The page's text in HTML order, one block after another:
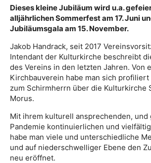
Dieses kleine Jubiläum wird u.a.
alljährlichen Sommerfest am 17. Juni
Jubiläumsgala am 15. November.
Jakob Handrack, seit 2017
Intendant der Kulturkirche beschreibt
des Vereins in den letzten Jahren. Von
Kirchbauverein habe man sich
zum Schirmherrn über die Kulturkirche
Morus.
Mit ihrem kulturell ansprechenden, und
Pandemie kontinuierlichen und
habe man viele und unterschiedliche
und auf niederschwelliger Ebene den
neu eröffnet.